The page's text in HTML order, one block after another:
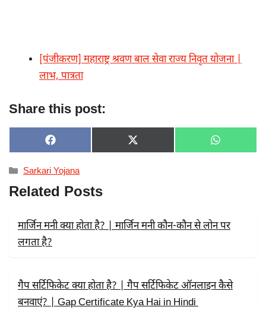
[पंजीकरण] महाराष्ट्र श्रवण बाल सेवा राज्य निवृत योजना |
लाभ, पात्रता
Share this post:
SHARE
ON
F
A
C
E
B
O
SHARE
ON
X
(
R
SHARE
ON
W
H
Categories
Sarkari Yojana
Related Posts
मार्जिन मनी क्या होता है? | मार्जिन मनी कौन-कौन से लोन पर
लगता है?
गैप सर्टिफिकेट क्या होता है? | गैप सर्टिफिकेट ऑनलाइन कैसे
बनवाएं? | Gap Certificate Kya Hai in Hindi